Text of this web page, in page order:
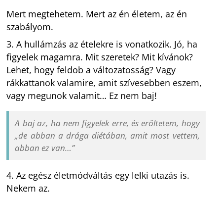
Mert megtehetem. Mert az én életem, az én
szabályom.
3. A hullámzás az ételekre is vonatkozik. Jó, ha
figyelek magamra. Mit szeretek? Mit kívánok?
Lehet, hogy feldob a változatosság? Vagy
rákkattanok valamire, amit szívesebben eszem,
vagy megunok valamit… Ez nem baj!
A baj az, ha nem figyelek erre, és erőltetem, hogy
„de abban a drága diétában, amit most vettem,
abban ez van…”
4. Az egész életmódváltás egy lelki utazás is.
Nekem az.